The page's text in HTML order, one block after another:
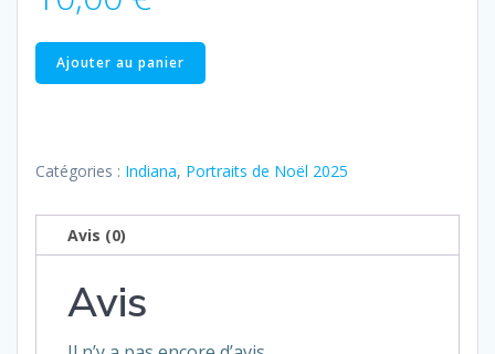
quantité
de
23
Ajouter au panier
Catégories : Indiana, Portraits de Noël 2025
Avis (0)
Avis